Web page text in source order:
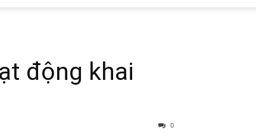
động khai
0